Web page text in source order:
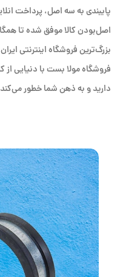
اصل‌بودن کالا موفق شده تا
بزرگ‌ترین فروشگاه اینترنتی
فروشگاه مولا بست با دنیایی از
دارید و به ذهن شما خطور می‌کند